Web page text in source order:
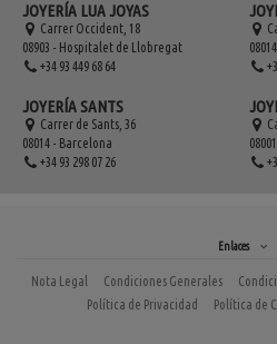
JOYERÍA LUA JOYAS
Carrer Occident, 18
08903 - Hospitalet de Llobregat
+34 93 449 68 64
JOYERÍA SANTS
Carrer de Sants, 36
08014 - Barcelona
+34 93 298 07 26
Enlaces
Nota Legal Condiciones Generales
Política de Privacidad
Política de